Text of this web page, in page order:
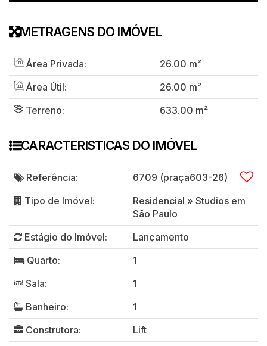
METRAGENS DO IMÓVEL
Área Privada: 26.00 m²
Área Útil:
26.00 m²
Terreno:
633.00 m²
CARACTERISTICAS DO IMÓVEL
Referência: 6709 (praça603-26)
Tipo de Imóvel:
Residencial » Studios em
São Paulo
Estágio do Imóvel:
Lançamento
Quarto:
1
Sala:
1
Banheiro:
1
Construtora:
Lift